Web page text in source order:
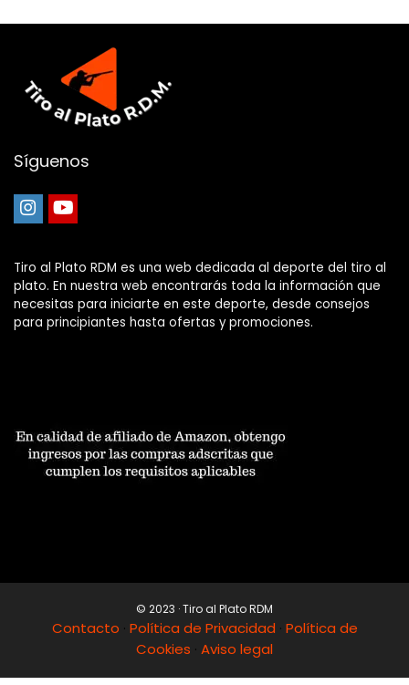
Síguenos
Tiro al Plato RDM es una web dedicada al deporte del tiro al
plato. En nuestra web encontrarás toda la información que
necesitas para iniciarte en este deporte, desde consejos
para principiantes hasta ofertas y promociones.
© 2023 · Tiro al Plato RDM
Contacto · Política de Privacidad · Política de
Cookies · Aviso legal